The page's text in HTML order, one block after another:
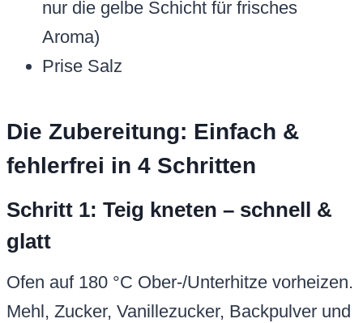
nur die gelbe Schicht für frisches
Aroma)
Prise Salz
Die Zubereitung: Einfach &
fehlerfrei in 4 Schritten
Schritt 1: Teig kneten – schnell &
glatt
Ofen auf 180 °C Ober-/Unterhitze vorheizen.
Mehl, Zucker, Vanillezucker, Backpulver und